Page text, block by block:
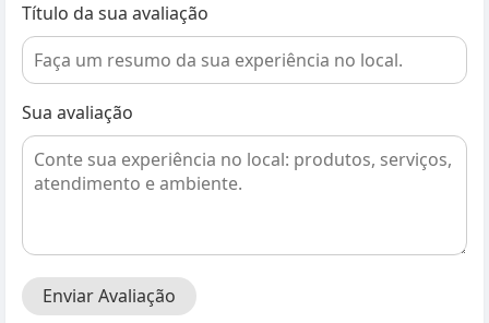
Título da sua avaliação
Sua avaliação
Enviar Avaliação